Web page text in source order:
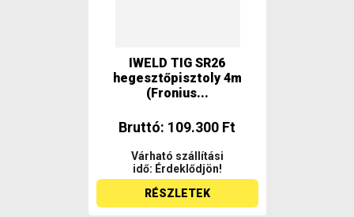
IWELD TIG SR26
hegesztőpisztoly 4m
(Fronius...
Bruttó: 109.300 Ft
Várható szállítási
idő: Érdeklődjön!
RÉSZLETEK